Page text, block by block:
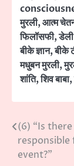
मुरली,आत्म
फिलॉसफी,
बीके ज्ञान,बीके
मधुबन मुरली,
शांति,शिव बाबा,
Post
(6) “Is
event?”